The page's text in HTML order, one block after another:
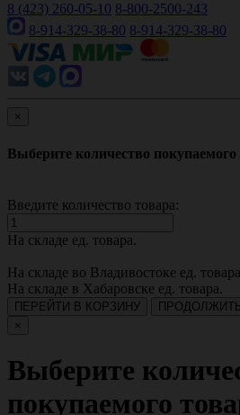
8 (423) 260-05-10 8-800-2500-243
8-914-329-38-80 8-914-329-38-80
×
Выберите количество покупаемого
Введите количество товара:
На складе ед. товара.
На складе во Владивостоке ед.
На складе в Хабаровске ед. товара.
ПЕРЕЙТИ В КОРЗИНУ
×
Выберите
покупаемого